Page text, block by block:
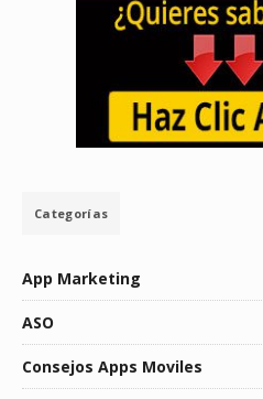
Categorías
App Marketing
ASO
Consejos Apps Moviles